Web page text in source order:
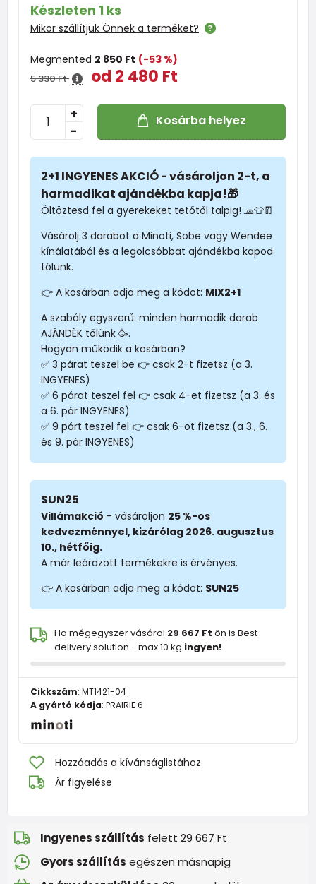
Készleten 1 ks
Mikor szállítjuk Önnek a terméket?
Megmented 2 850 Ft (-53 %)
5 330 Ft od 2 480 Ft
-
+ Kosárba helyez
2+1 INGYENES AKCIÓ - vásároljon 2-t, a
harmadikat ajándékba kapja!🎁
Öltöztesd fel a gyerekeket tetőtől talpig! 🧢👕👖
Vásárolj 3 darabot a Minoti, Sobe vagy Wendee
kínálatából és a legolcsóbbat ajándékba kapod
tőlünk.
👉 A kosárban adja meg a kódot: MIX2+1
A szabály egyszerű: minden harmadik darab
AJÁNDÉK tőlünk 🥳.
Hogyan működik a kosárban?
✅ 3 párat teszel be 👉 csak 2-t fizetsz (a 3.
INGYENES)
✅ 6 párat teszel fel 👉 csak 4-et fizetsz (a 3. és
a 6. pár INGYENES)
✅ 9 párt teszel fel 👉 csak 6-ot fizetsz (a 3., 6.
és 9. pár INGYENES)
SUN25
Villámakció – vásároljon 25 %-os
kedvezménnyel, kizárólag 2026. augusztus
10., hétfőig.
A már leárazott termékekre is érvényes.
👉 A kosárban adja meg a kódot: SUN25
Ha mégegyszer vásárol 29 667 Ft ön is Best
delivery solution - max.10 kg ingyen!
Cikkszám: MT1421-04
A gyártó kódja: PRAIRIE 6
Hozzáadás a kívánságlistához
Ár figyelése
Ingyenes szállítás felett 29 667 Ft
Gyors szállítás egészen másnapig